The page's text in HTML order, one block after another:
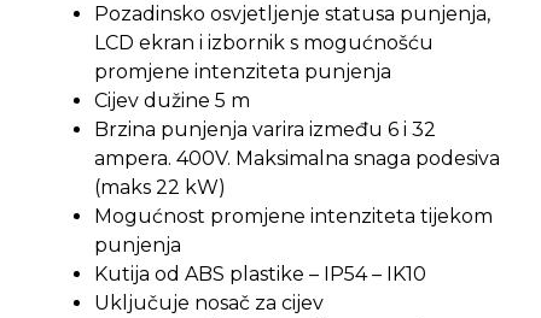
Pozadinsko osvjetljenje statusa punjenja,
LCD ekran i izbornik s mogućnošću
promjene intenziteta punjenja
Cijev dužine 5 m
Brzina punjenja varira između 6 i 32
ampera. 400V. Maksimalna snaga podesiva
(maks 22 kW)
Mogućnost promjene intenziteta tijekom
punjenja
Kutija od ABS plastike – IP54 – IK10
Uključuje nosač za cijev